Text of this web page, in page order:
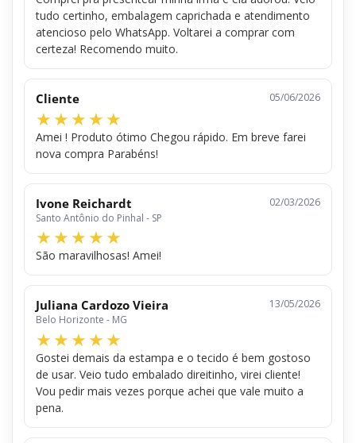
tudo certinho, embalagem caprichada e atendimento
atencioso pelo WhatsApp. Voltarei a comprar com
certeza! Recomendo muito.
Cliente 05/06/2026
Amei ! Produto ótimo Chegou rápido. Em breve farei
nova compra Parabéns!
Ivone Reichardt
Santo Antônio do Pinhal - SP
02/03/2026
São maravilhosas! Amei!
Juliana Cardozo Vieira
Belo Horizonte - MG
13/05/2026
Gostei demais da estampa e o tecido é bem gostoso
de usar. Veio tudo embalado direitinho, virei cliente!
Vou pedir mais vezes porque achei que vale muito a
pena.